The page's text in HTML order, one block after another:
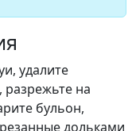
удалите
разрежьте на
бульон,
дольками